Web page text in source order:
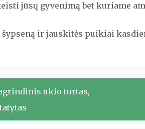
jūsų gyvenimą bet kuriame
ir jauskitės puikiai
ūkio turtas,